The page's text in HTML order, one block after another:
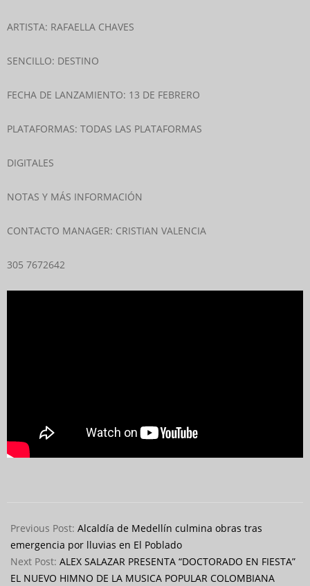
ARTISTA: RAFAELLA CHAVES
SENCILLO: DESTINO
FECHA DE LANZAMIENTO: 13 DE FEBRERO
PLATAFORMAS: TODAS LAS PLATAFORMAS
DIGITALES
NOTAS Y MÁS INFORMACIÓN
CONTACTO MANAGER: CRISTIAN VALENCIA
305 7672642
02-
20
Previous Post: Alcaldía de Medellín culmina obras tras
emergencia por lluvias en El Poblado
Next Post: ALEX SALAZAR PRESENTA “DOCTORADO EN FIESTA”
EL NUEVO HIMNO DE LA MUSICA POPULAR COLOMBIANA